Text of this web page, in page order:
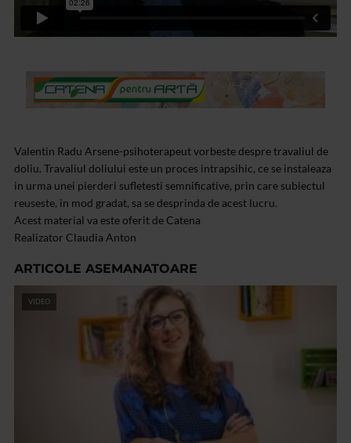
Valentin Radu Arsene-psihoterapeut vorbeste despre travaliul de
doliu. Travaliul doliului este un proces intrapsihic, ce se instaleaza
in urma unei pierderi sufletesti semnificative, prin care subiectul
reuseste, in mod gradat, sa se desprinda de acest lucru.
Acest material va este oferit de Catena
Realizator Claudia Anton
ARTICOLE ASEMANATOARE
VIDEO